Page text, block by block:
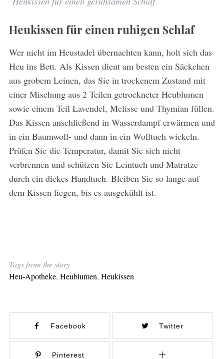
Heukissen für einen ruhigen Schlaf
Wer nicht im Heustadel übernachten kann, holt sich das
Heu ins Bett. Als Kissen dient am besten ein Säckchen
aus grobem Leinen, das Sie in trockenem Zustand mit
einer Mischung aus 2 Teilen getrockneter Heublumen
sowie einem Teil Lavendel, Melisse und Thymian füllen.
Das Kissen anschließend in Wasserdampf erwärmen und
in ein Baumwoll- und dann in ein Wolltuch wickeln.
Prüfen Sie die Temperatur, damit Sie sich nicht
verbrennen und schützen Sie Leintuch und Matratze
durch ein dickes Handtuch. Bleiben Sie so lange auf
dem Kissen liegen, bis es ausgekühlt ist.
Tags from the story
Heu-Apotheke, Heublumen, Heukissen
Facebook Twitter
Pinterest